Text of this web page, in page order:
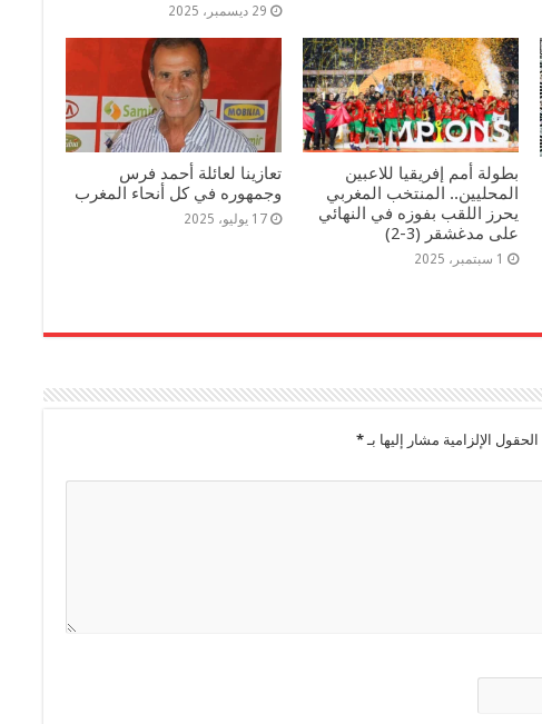
29 ديسمبر، 2025
بطولة أمم إفريقيا للاعبين
المحليين.. المنتخب المغربي
يحرز اللقب بفوزه في النهائي
على مدغشقر (3-2)
1 سبتمبر، 2025
تعازينا لعائلة أحمد فرس
وجمهوره في كل أنحاء المغرب
17 يوليو، 2025
الحقول الإلزامية مشار إليها بـ*